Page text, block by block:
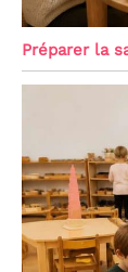
Préparer la